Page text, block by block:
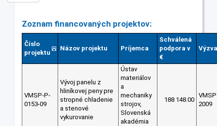
Zoznam financovaných projektov:
Číslo
projektu
Názov projektu Príjemca
Schválená
podpora v
€
Výzva
VMSP-P-
0153-09
Vývoj panelu z
hliníkovej peny pre
stropné chladenie
a stenové
vykurovanie
Ústav
materiálov
a
mechaniky
strojov,
Slovenská
akadémia
188 148.00
VMSP
2009